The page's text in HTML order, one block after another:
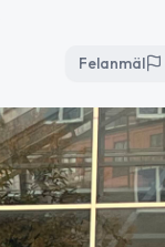
Felanmäl